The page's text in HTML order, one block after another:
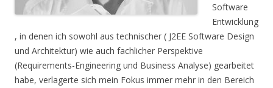
Software
Entwicklung
, in denen ich sowohl aus technischer ( J2EE Software Design
und Architektur) wie auch fachlicher Perspektive
(Requirements-Engineering und Business Analyse) gearbeitet
habe, verlagerte sich mein Fokus immer mehr in den Bereich